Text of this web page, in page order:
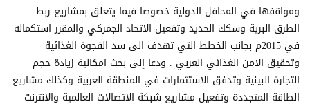
ومواقفها في المحافل الدولية خصوصا فيما يتعلق بمشاريع ربط
الطرق البرية وسكك الحديد وتفعيل الاتحاد الجمركي والمقرر استكماله
في 2015م بجانب الخطط التي تهدف الى سد الفجوة الغذائية
وتحقيق الامن الغذائي العربي . ودعا إلى بحث امكانية زيادة حجم
التجارة البينية وتدفق الاستثمارات في المنطقة العربية وكذلك مشاريع
الطاقة المتجددة وتفعيل مشاريع شبكة الاتصالات العالمية والانترنت